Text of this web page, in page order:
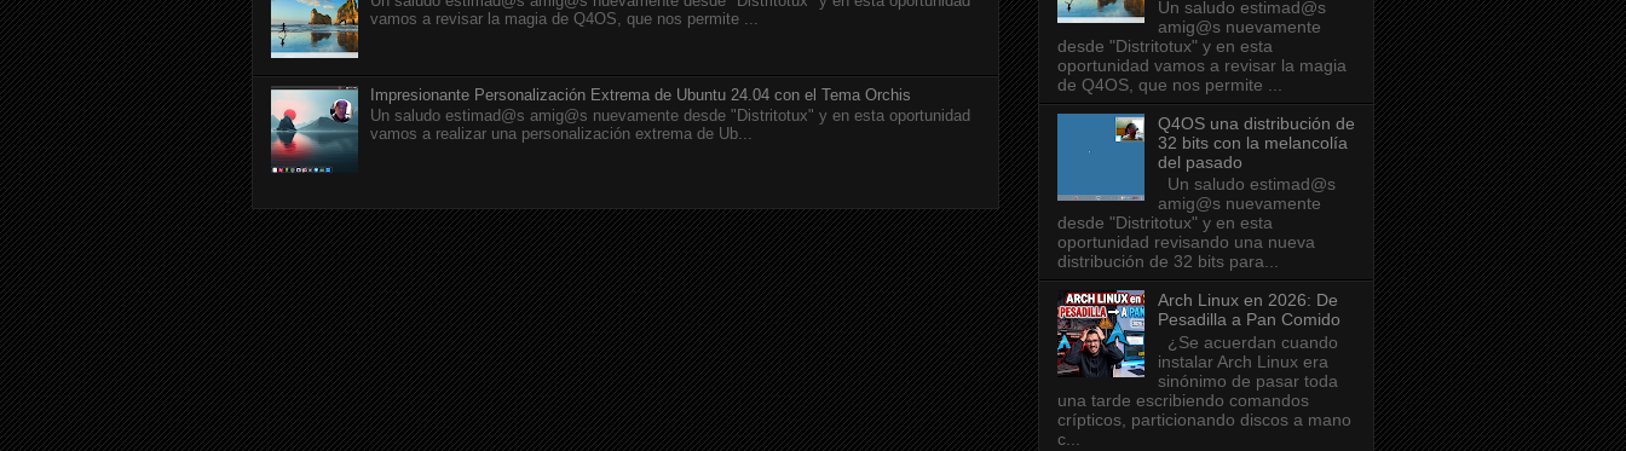
vamos a revisar la magia de Q4OS, que nos permite ...
Impresionante Personalización Extrema de Ubuntu 24.04 con el Tema Orchis
Un saludo estimad@s amig@s nuevamente desde "Distritotux" y en esta oportunidad
vamos a realizar una personalización extrema de Ub...
Un saludo estimad@s
amig@s nuevamente
desde "Distritotux" y en esta
oportunidad vamos a revisar la magia
de Q4OS, que nos permite ...
Q4OS una distribución de
32 bits con la melancolía
del pasado
Un saludo estimad@s
amig@s nuevamente
desde "Distritotux" y en esta
oportunidad revisando una nueva
distribución de 32 bits para...
Arch Linux en 2026: De
Pesadilla a Pan Comido
¿Se acuerdan cuando
instalar Arch Linux era
sinónimo de pasar toda
una tarde escribiendo comandos
crípticos, particionando discos a mano
c...